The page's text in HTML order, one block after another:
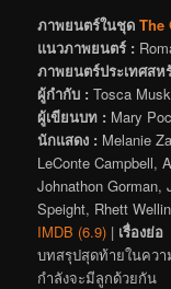
ภาพยนตร์ในชุดThe
แนวภาพยนตร์ :
ภาพยนตร์ประเทศสห
ผู้กำกับ : Tosca Musk
ผู้เขียนบท : Mary
นักแสดง : Melanie
LeConte Campbell,
Johnathon Gorman,
Speight, Rhett
IMDB (6.9) | เรื่องย่อ
บทสรุปสุดท้ายในควา
กำลังจะมีลูกด้วยกัน